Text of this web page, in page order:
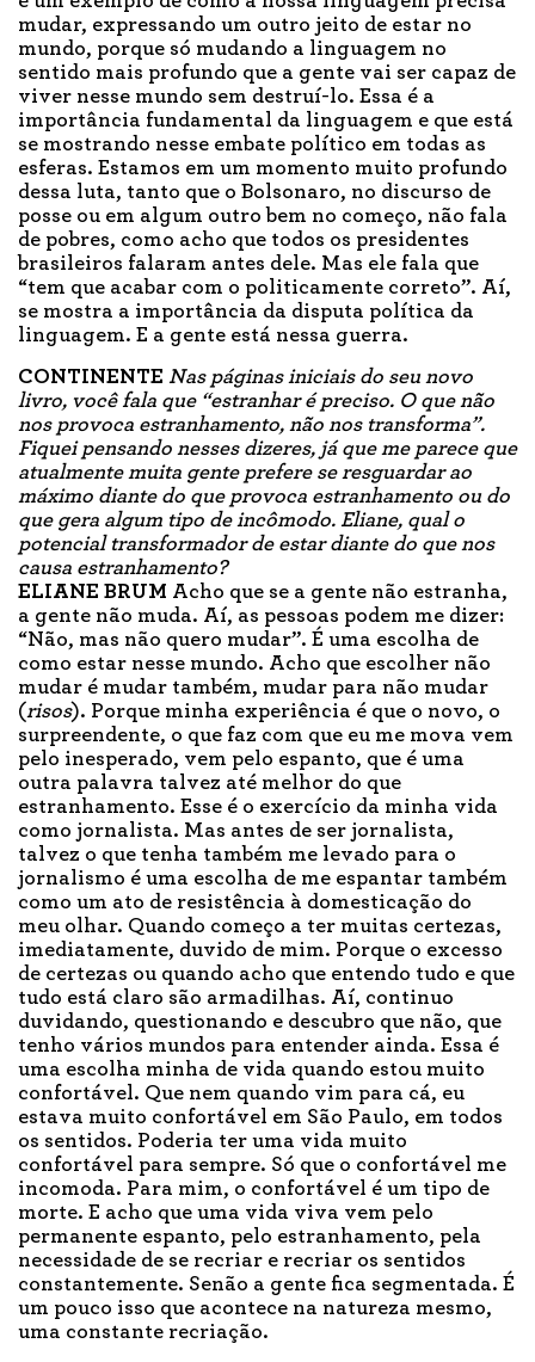
mudar, expressando um outro jeito de estar no
mundo, porque só mudando a linguagem no
sentido mais profundo que a gente vai ser capaz de
viver nesse mundo sem destruí-lo. Essa é a
importância fundamental da linguagem e que está
se mostrando nesse embate político em todas as
esferas. Estamos em um momento muito profundo
dessa luta, tanto que o Bolsonaro, no discurso de
posse ou em algum outro bem no começo, não fala
de pobres, como acho que todos os presidentes
brasileiros falaram antes dele. Mas ele fala que
“tem que acabar com o politicamente correto”. Aí,
se mostra a importância da disputa política da
linguagem. E a gente está nessa guerra.
CONTINENTE Nas páginas iniciais do seu novo
livro, você fala que “estranhar é preciso. O que não
nos provoca estranhamento, não nos transforma”.
Fiquei pensando nesses dizeres, já que me parece que
atualmente muita gente prefere se resguardar ao
máximo diante do que provoca estranhamento ou do
que gera algum tipo de incômodo. Eliane, qual o
potencial transformador de estar diante do que nos
causa estranhamento?
ELIANE BRUM Acho que se a gente não estranha,
a gente não muda. Aí, as pessoas podem me dizer:
“Não, mas não quero mudar”. É uma escolha de
como estar nesse mundo. Acho que escolher não
mudar é mudar também, mudar para não mudar
(risos). Porque minha experiência é que o novo, o
surpreendente, o que faz com que eu me mova vem
pelo inesperado, vem pelo espanto, que é uma
outra palavra talvez até melhor do que
estranhamento. Esse é o exercício da minha vida
como jornalista. Mas antes de ser jornalista,
talvez o que tenha também me levado para o
jornalismo é uma escolha de me espantar também
como um ato de resistência à domesticação do
meu olhar. Quando começo a ter muitas certezas,
imediatamente, duvido de mim. Porque o excesso
de certezas ou quando acho que entendo tudo e que
tudo está claro são armadilhas. Aí, continuo
duvidando, questionando e descubro que não, que
tenho vários mundos para entender ainda. Essa é
uma escolha minha de vida quando estou muito
confortável. Que nem quando vim para cá, eu
estava muito confortável em São Paulo, em todos
os sentidos. Poderia ter uma vida muito
confortável para sempre. Só que o confortável me
incomoda. Para mim, o confortável é um tipo de
morte. E acho que uma vida viva vem pelo
permanente espanto, pelo estranhamento, pela
necessidade de se recriar e recriar os sentidos
constantemente. Senão a gente fica segmentada. É
um pouco isso que acontece na natureza mesmo,
uma constante recriação.